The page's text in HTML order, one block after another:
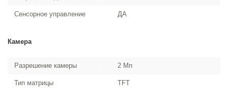
Сенсорное управление ДА
Камера
Разрешение камеры 2 Мп
Тип матрицы TFT